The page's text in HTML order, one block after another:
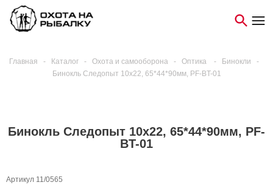
Главная - Каталог - Охота и самооборона - Оптика - Бинокли
-
Бинокль Следопыт 10х22, 65*44*90мм, PF-BT-01
Бинокль Следопыт 10х22, 65*44*90мм, PF-
BT-01
Артикул 11/0565